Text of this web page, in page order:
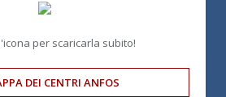
per scaricarla subito!
DEI CENTRI ANFOS